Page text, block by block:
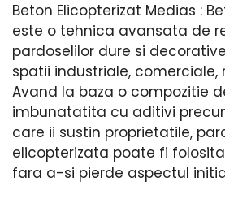
Beton Elicopterizat Medias :
este o tehnica avansata de
pardoselilor dure si
spatii industriale, comerciale,
Avand la baza o compozitie
imbunatatita cu aditivi
care ii sustin proprietatile,
elicopterizata poate fi
fara a-si pierde aspectul